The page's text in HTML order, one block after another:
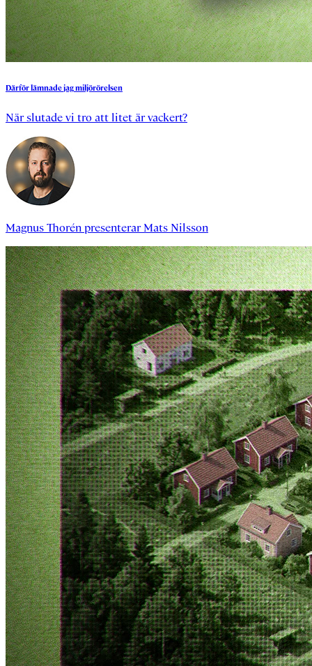
Därförlämnadejagmiljörörelsen
När slutade vi tro att litet är vackert?
Magnus Thorénpresenterar Mats Nilsson